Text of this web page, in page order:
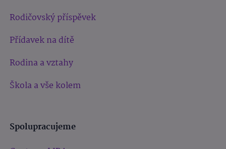
Rodičovský příspěvek
Přídavek na dítě
Rodina a vztahy
Škola a vše kolem
Spolupracujeme